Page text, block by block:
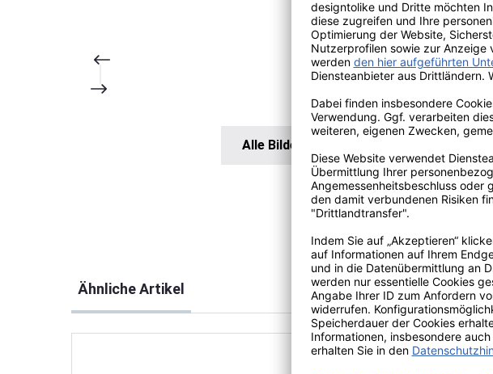
Alle Bilder anzeigen
Ähnliche Artikel